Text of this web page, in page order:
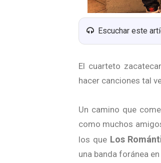
Escuchar este
El cuarteto
hacer canciones tal
Un camino que
como muchos
los que Los
una banda foránea